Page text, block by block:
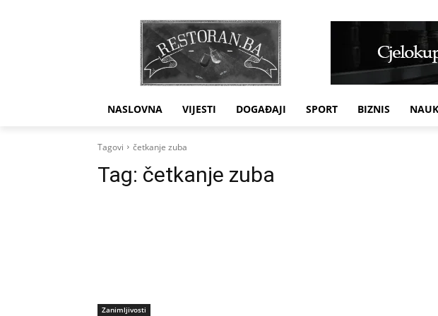
NASLOVNA VIJESTI DOGAĐAJI SPORT BIZNIS
Tagovi četkanje zuba
Tag: četkanje zuba
Zanimljivosti